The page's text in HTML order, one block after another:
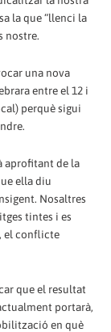
la que “llenci la
nostre.
una nova
entre el 12 i
perquè sigui
aprofitant de la
ella diu
Nosaltres
tintes i es
el conflicte
que el resultat
portarà,
en què